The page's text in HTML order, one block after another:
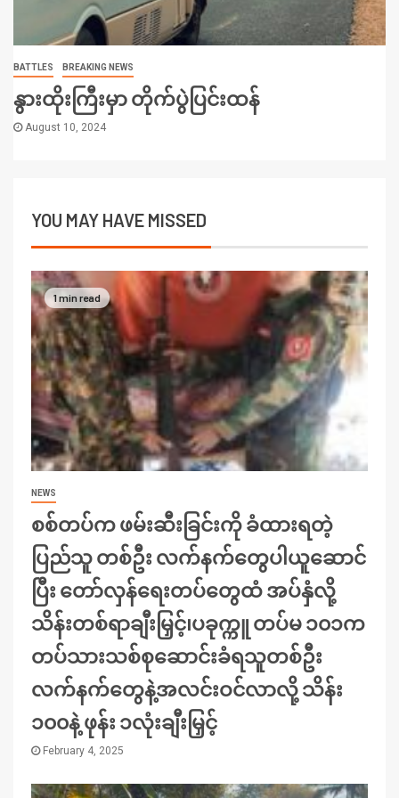
BATTLES BREAKING NEWS
နွားထိုးကြီးမှာ တိုက်ပွဲပြင်းထန်
August 10, 2024
YOU MAY HAVE MISSED
1 min read
NEWS
စစ်တပ်က ဖမ်းဆီးခြင်းကို ခံထားရတဲ့
ပြည်သူ တစ်ဦး လက်နက်တွေပါယူဆောင်
ပြီး တော်လှန်ရေးတပ်တွေထံ အပ်နှံလို့
သိန်းတစ်ရာချီးမြှင့်၊ပခုက္ကူ တပ်မ ၁၀၁က
တပ်သားသစ်စုဆောင်းခံရသူတစ်ဦး
လက်နက်တွေနဲ့အလင်းဝင်လာလို့ သိန်း
၁၀၀နဲ့ ဖုန်း ၁လုံးချီးမြှင့်
February 4, 2025